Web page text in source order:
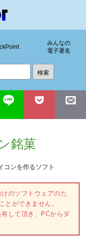
みんなの
電子署名
銘菓
コンを作るソフト
のソフトウェアのた
とができません。
して頂き、PCからダ